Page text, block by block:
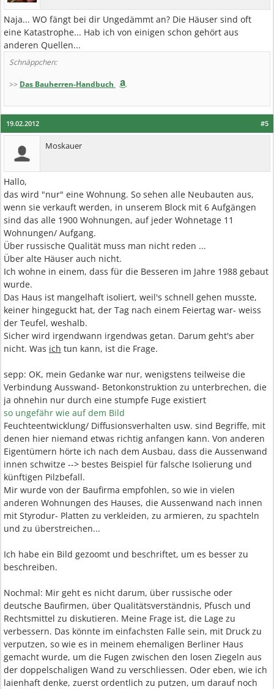
Naja... WO fängt bei dir Ungedämmt an? Die Häuser sind oft
eine Katastrophe... Hab ich von einigen schon gehört aus
anderen Quellen...
Schnäppchen:
>> Das Bauherren-Handbuch
#5
19.02.2012
Moskauer
Hallo,
das wird "nur" eine Wohnung. So sehen alle Neubauten aus,
wenn sie verkauft werden, in unserem Block mit 6 Aufgängen
sind das alle 1900 Wohnungen, auf jeder Wohnetage 11
Wohnungen/ Aufgang.
Über russische Qualität muss man nicht reden ...
Über alte Häuser auch nicht.
Ich wohne in einem, dass für die Besseren im Jahre 1988 gebaut
wurde.
Das Haus ist mangelhaft isoliert, weil's schnell gehen musste,
keiner hingeguckt hat, der Tag nach einem Feiertag war- weiss
der Teufel, weshalb.
Sicher wird irgendwann irgendwas getan. Darum geht's aber
nicht. Was ich tun kann, ist die Frage.
sepp: OK, mein Gedanke war nur, wenigstens teilweise die
Verbindung Ausswand- Betonkonstruktion zu unterbrechen, die
ja ohnehin nur durch eine stumpfe Fuge existiert
so ungefähr wie auf dem Bild
Feuchteentwicklung/ Diffusionsverhalten usw. sind Begriffe, mit
denen hier niemand etwas richtig anfangen kann. Von anderen
Eigentümern hörte ich nach dem Ausbau, dass die Aussenwand
innen schwitze --> bestes Beispiel für falsche Isolierung und
künftigen Pilzbefall.
Mir wurde von der Baufirma empfohlen, so wie in vielen
anderen Wohnungen des Hauses, die Aussenwand nach innen
mit Styrodur- Platten zu verkleiden, zu armieren, zu spachteln
und zu überstreichen...
Ich habe ein Bild gezoomt und beschriftet, um es besser zu
beschreiben.
Nochmal: Mir geht es nicht darum, über russische oder
deutsche Baufirmen, über Qualitätsverständnis, Pfusch und
Rechtsmittel zu diskutieren. Meine Frage ist, die Lage zu
verbessern. Das könnte im einfachsten Falle sein, mit Druck zu
verputzen, so wie es in meinem ehemaligen Berliner Haus
gemacht wurde, um die Fugen zwischen den losen Ziegeln aus
der doppelschaligen Wand zu verschliessen. Oder eben, wie ich
laienhaft denke, zuerst ordentlich zu putzen, um darauf noch